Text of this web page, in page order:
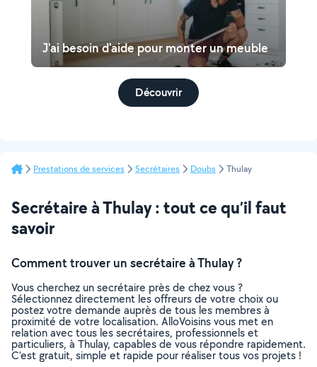
J'ai besoin d'aide pour monter un meuble
Découvrir
Prestations de services Secrétaires Doubs Thulay
Secrétaire à Thulay : tout ce qu’il faut
savoir
Comment trouver un secrétaire à Thulay ?
Vous cherchez un secrétaire près de chez vous ?
Sélectionnez directement les offreurs de votre choix ou
postez votre demande auprès de tous les membres à
proximité de votre localisation. AlloVoisins vous met en
relation avec tous les secrétaires, professionnels et
particuliers, à Thulay, capables de vous répondre rapidement.
C’est gratuit, simple et rapide pour réaliser tous vos projets !